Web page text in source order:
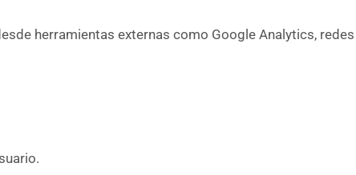
herramientas externas como Google Analytics,